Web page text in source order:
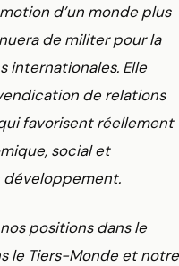
d’un monde plus
de militer pour la
internationales. Elle
de relations
favorisent réellement
social et
développement.
positions dans le
le Tiers-Monde et notre